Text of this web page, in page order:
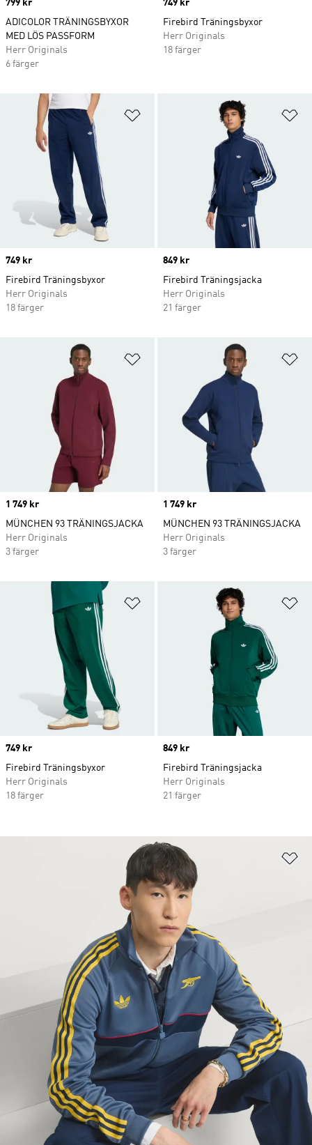
Price
799 kr
ADICOLOR TRÄNINGSBYXOR
MED LÖS PASSFORM
Herr Originals
6 färger
Price
749 kr
Firebird Träningsbyxor
Herr Originals
18 färger
Lägg till på önskelistan
Price
749 kr
Firebird Träningsbyxor
Herr Originals
18 färger
Price
849 kr
Firebird Träningsjacka
Herr Originals
21 färger
Lägg till på önskelistan
Price
1 749 kr
MÜNCHEN 93 TRÄNINGSJACKA
Herr Originals
3 färger
Price
1 749 kr
MÜNCHEN 93 TRÄNINGSJACKA
Herr Originals
3 färger
Lägg till på önskelistan
Price
749 kr
Firebird Träningsbyxor
Herr Originals
18 färger
Price
849 kr
Firebird Träningsjacka
Herr Originals
21 färger